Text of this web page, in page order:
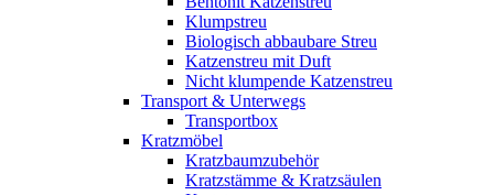
Klumpstreu
Biologisch abbaubare Streu
Katzenstreu mit Duft
Nicht klumpende Katzenstreu
Transport & Unterwegs
Transportbox
Kratzmöbel
Kratzbaumzubehör
Kratzstämme & Kratzsäulen